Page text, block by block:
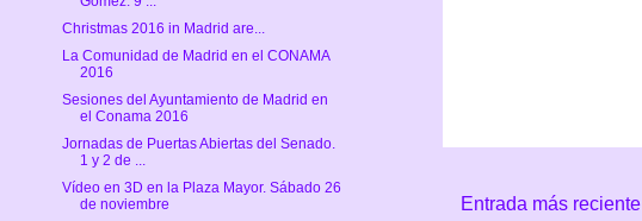
Entrada más reciente
Christmas 2016 in Madrid are...
La Comunidad de Madrid en el CONAMA
2016
Sesiones del Ayuntamiento de Madrid en
el Conama 2016
Jornadas de Puertas Abiertas del Senado.
1 y 2 de ...
Vídeo en 3D en la Plaza Mayor. Sábado 26
de noviembre